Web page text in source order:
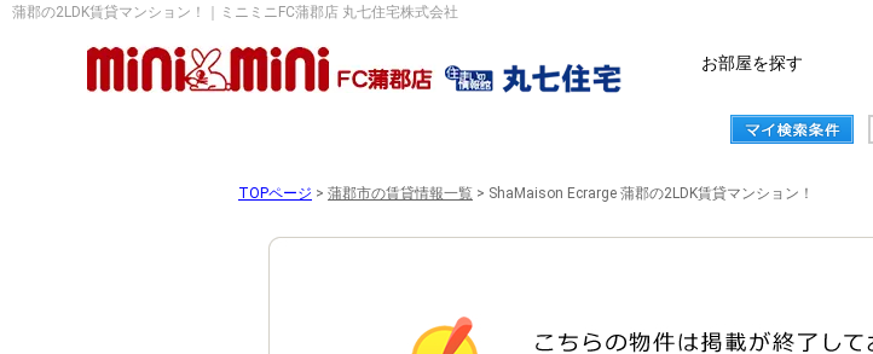
蒲郡の2LDK賃貸マンション！｜ミニミニFC蒲郡店 丸七住宅株式会社
お部屋を探す
TOPページ > 蒲郡市の賃貸情報一覧 > ShaMaison Ecrarge 蒲郡の2LDK賃貸マンション！